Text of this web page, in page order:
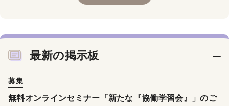
最新の掲示板
募集
無料オンラインセミナー「新たな『協働学習会』」のご